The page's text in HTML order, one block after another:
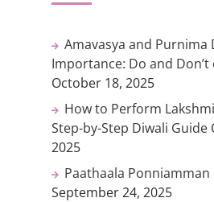
Amavasya and Purnima
Importance: Do and Don’t
October 18, 2025
How to Perform
Step-by-Step Diwali Guide
2025
Paathaala Ponniamman
September 24, 2025